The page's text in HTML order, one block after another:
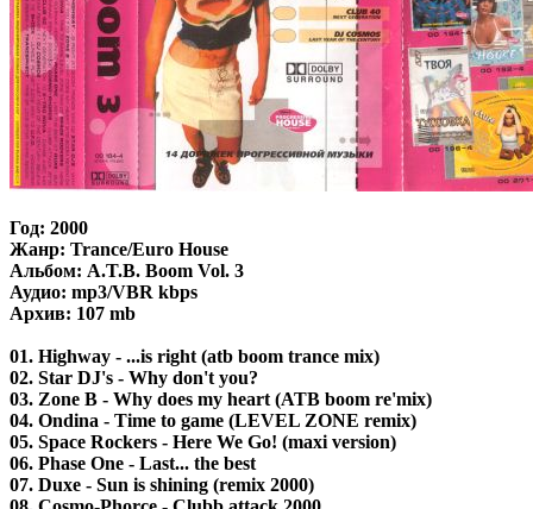
Год: 2000
Жанр: Trance/Euro House
Альбом: A.T.B. Boom Vol. 3
Аудио: mp3/VBR kbps
Архив: 107 mb
01. Highway - ...is right (atb boom trance mix)
02. Star DJ's - Why don't you?
03. Zone B - Why does my heart (ATB boom re'mix)
04. Ondina - Time to game (LEVEL ZONE remix)
05. Space Rockers - Here We Go! (maxi version)
06. Phase One - Last... the best
07. Duxe - Sun is shining (remix 2000)